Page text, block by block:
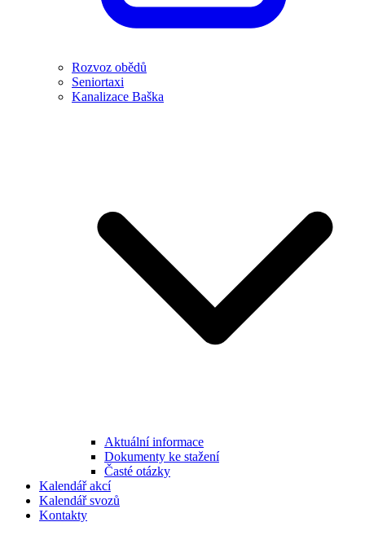
Rozvoz obědů
Seniortaxi
Kanalizace Baška
Aktuální informace
Dokumenty ke stažení
Časté otázky
Kalendář akcí
Kalendář svozů
Kontakty